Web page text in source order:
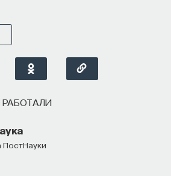
ПостНауки
и животных биологического
М.В. Ломоносова